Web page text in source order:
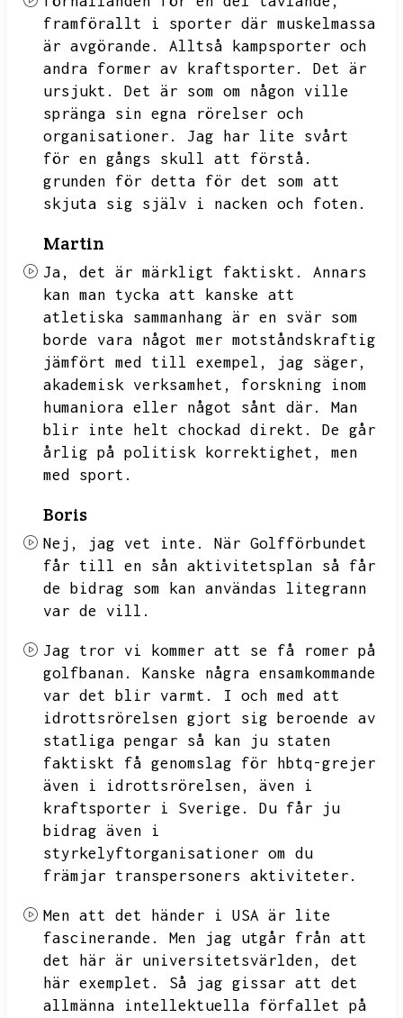
framförallt i sporter där muskelmassa
är avgörande.
Alltså kampsporter och
andra former av kraftsporter.
Det är
ursjukt.
Det är som om någon ville
spränga sin egna rörelser och
organisationer.
Jag har lite svårt
för en gångs skull att förstå.
grunden för detta för det som att
skjuta sig själv i nacken och foten.
Martin
Ja, det är märkligt faktiskt.
Annars
kan man tycka att kanske att
atletiska sammanhang är en svär som
borde vara något mer motståndskraftig
jämfört med till exempel,
jag säger,
akademisk verksamhet,
forskning inom
humaniora eller något sånt där.
Man
blir inte helt chockad direkt.
De går
årlig på politisk korrektighet,
men
med sport.
Boris
Nej, jag vet inte.
När Golfförbundet
får till en sån aktivitetsplan så får
de bidrag som kan användas litegrann
var de vill.
Jag tror vi kommer att se få romer på
golfbanan.
Kanske några ensamkommande
var det blir varmt.
I och med att
idrottsrörelsen gjort sig beroende av
statliga pengar så kan ju staten
faktiskt få genomslag för hbtq-grejer
även i idrottsrörelsen,
även i
kraftsporter i Sverige.
Du får ju
bidrag även i
styrkelyftorganisationer om du
främjar transpersoners aktiviteter.
Men att det händer i USA är lite
fascinerande.
Men jag utgår från att
det här är universitetsvärlden,
det
här exemplet.
Så jag gissar att det
allmänna intellektuella förfallet på